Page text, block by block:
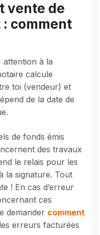
vente de
comment
attention à la
calcule
toi (vendeur) et
de la date de
de fonds émis
des travaux
le relais pour les
la signature. Tout
! En cas d’erreur
ces
demander comment
erreurs facturées